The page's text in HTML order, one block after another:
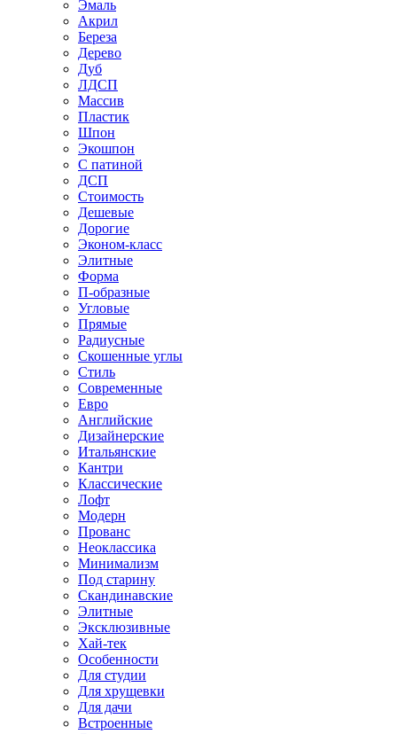
Эмаль
Акрил
Береза
Дерево
Дуб
ЛДСП
Массив
Пластик
Шпон
Экошпон
С патиной
ДСП
Стоимость
Дешевые
Дорогие
Эконом-класс
Элитные
Форма
П-образные
Угловые
Прямые
Радиусные
Скошенные углы
Стиль
Современные
Евро
Английские
Дизайнерские
Итальянские
Кантри
Классические
Лофт
Модерн
Прованс
Неоклассика
Минимализм
Под старину
Скандинавские
Элитные
Эксклюзивные
Хай-тек
Особенности
Для студии
Для хрущевки
Для дачи
Встроенные